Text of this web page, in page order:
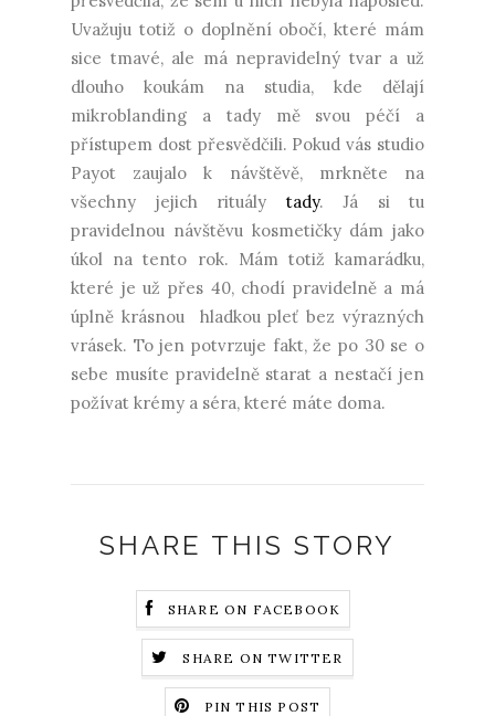
Uvažuju totiž o doplnění obočí, které mám
sice tmavé, ale má nepravidelný tvar a už
dlouho koukám na studia, kde dělají
mikroblanding a tady mě svou péčí a
přístupem dost přesvědčili. Pokud vás studio
Payot zaujalo k návštěvě, mrkněte na
všechny jejich rituály tady. Já si tu
pravidelnou návštěvu kosmetičky dám jako
úkol na tento rok. Mám totiž kamarádku,
které je už přes 40, chodí pravidelně a má
úplně krásnou hladkou pleť bez výrazných
vrásek. To jen potvrzuje fakt, že po 30 se o
sebe musíte pravidelně starat a nestačí jen
požívat krémy a séra, které máte doma.
SHARE THIS STORY
SHARE ON FACEBOOK
SHARE ON TWITTER
PIN THIS POST